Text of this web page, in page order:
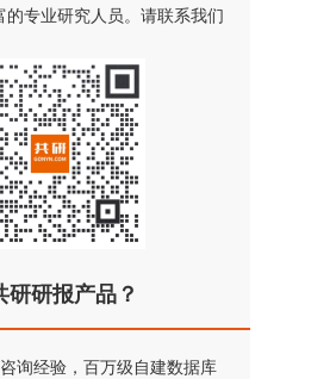
的专业研究人员。请联系我们
研研报产品？
询经验，百万级自建数据库